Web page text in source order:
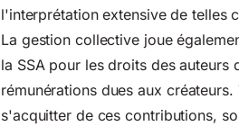
l'interprétation extensive de telles
La gestion collective joue
la SSA pour les droits des
rémunérations dues aux
s'acquitter de ces contributions,